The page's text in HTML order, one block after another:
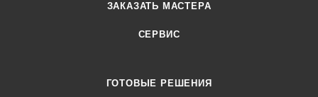
ЗАКАЗАТЬ МАСТЕРА
СЕРВИС
ГОТОВЫЕ РЕШЕНИЯ